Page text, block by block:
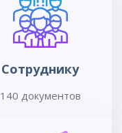
Сотруднику
140 документов